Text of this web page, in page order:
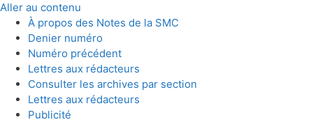
Aller au contenu
À propos des Notes de la SMC
Denier numéro
Numéro précédent
Lettres aux rédacteurs
Consulter les archives par section
Lettres aux rédacteurs
Publicité